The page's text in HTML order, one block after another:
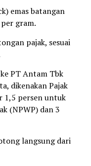
emas batangan
gram.
pajak, sesuai
PT Antam Tbk
dikenakan Pajak
1,5 persen untuk
(NPWP) dan 3
langsung dari